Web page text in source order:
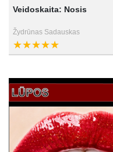
Veidoskaita: Nosis
Žydrūnas Sadauskas